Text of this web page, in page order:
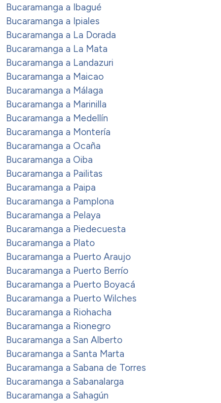
Bucaramanga a Ibagué
Bucaramanga a Ipiales
Bucaramanga a La Dorada
Bucaramanga a La Mata
Bucaramanga a Landazuri
Bucaramanga a Maicao
Bucaramanga a Málaga
Bucaramanga a Marinilla
Bucaramanga a Medellín
Bucaramanga a Montería
Bucaramanga a Ocaña
Bucaramanga a Oiba
Bucaramanga a Pailitas
Bucaramanga a Paipa
Bucaramanga a Pamplona
Bucaramanga a Pelaya
Bucaramanga a Piedecuesta
Bucaramanga a Plato
Bucaramanga a Puerto Araujo
Bucaramanga a Puerto Berrío
Bucaramanga a Puerto Boyacá
Bucaramanga a Puerto Wilches
Bucaramanga a Riohacha
Bucaramanga a Rionegro
Bucaramanga a San Alberto
Bucaramanga a Santa Marta
Bucaramanga a Sabana de Torres
Bucaramanga a Sabanalarga
Bucaramanga a Sahagún